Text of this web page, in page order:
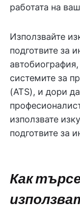
работата на
Използвайте
подготвите за
системите за
(ATS), и дори
използвате
подготвите за
Как